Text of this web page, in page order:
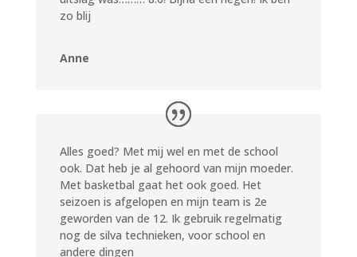
zo blij
Anne
Alles goed? Met mij wel en met de school
ook. Dat heb je al gehoord van mijn moeder.
Met basketbal gaat het ook goed. Het
seizoen is afgelopen en mijn team is 2e
geworden van de 12. Ik gebruik regelmatig
nog de silva technieken, voor school en
andere dingen